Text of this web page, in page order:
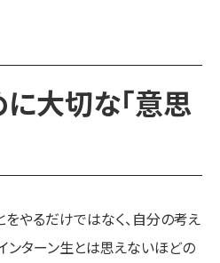
大切な「意思
やるだけではなく、自分の考え
ンターン生とは思えないほどの